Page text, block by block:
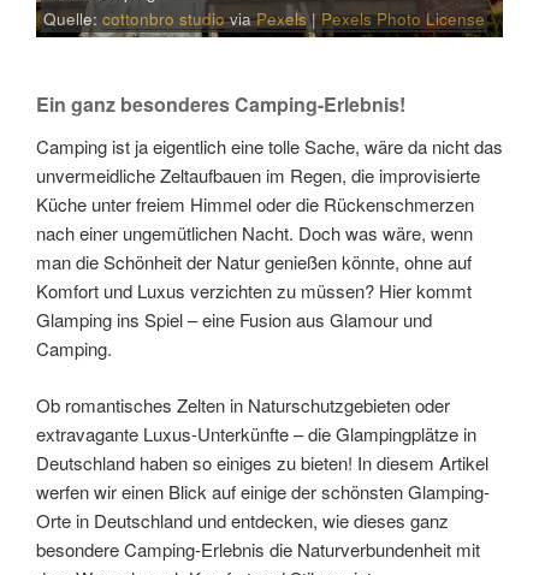
Quelle:cottonbro studioviaPexels| Pexels Photo License
Ein ganz besonderes Camping-Erlebnis!
Camping ist ja eigentlich eine tolle Sache, wäre da nicht das
unvermeidliche Zeltaufbauen im Regen, die improvisierte
Küche unter freiem Himmel oder die Rückenschmerzen
nach einer ungemütlichen Nacht. Doch was wäre, wenn
man die Schönheit der Natur genießen könnte, ohne auf
Komfort und Luxus verzichten zu müssen? Hier kommt
Glamping ins Spiel – eine Fusion aus Glamour und
Camping.
Ob romantisches Zelten in Naturschutzgebieten oder
extravagante Luxus-Unterkünfte – die Glampingplätze in
Deutschland haben so einiges zu bieten! In diesem Artikel
werfen wir einen Blick auf einige der schönsten Glamping-
Orte in Deutschland und entdecken, wie dieses ganz
besondere Camping-Erlebnis die Naturverbundenheit mit